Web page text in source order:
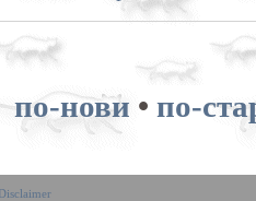
по-нови • по-
Disclaimer